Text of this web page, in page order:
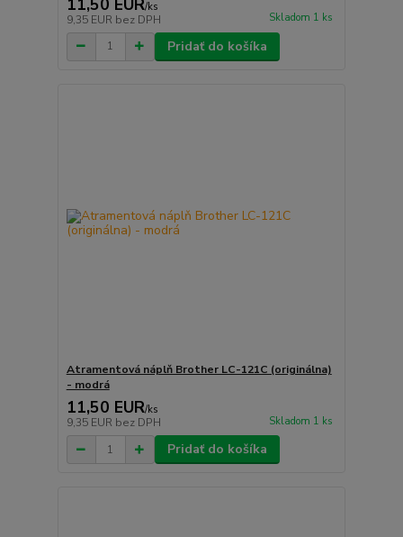
11,50 EUR/ks
9,35 EUR bez DPH Skladom 1 ks
Pridať do košíka
Atramentová náplň Brother LC-121C (originálna)
- modrá
11,50 EUR/ks
9,35 EUR bez DPH Skladom 1 ks
Pridať do košíka